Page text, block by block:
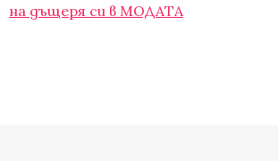
на дъщеря си в МОДАТА